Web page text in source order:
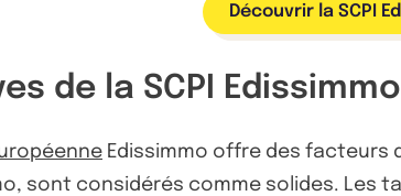
Découvrir la SCPI
de la SCPI
Edissimmo offre des facteurs
sont considérés comme solides. Les